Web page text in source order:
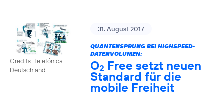
Credits: Telefónica
Deutschland
31. August 2017
QUANTENSPRUNG BEI HIGHSPEED-
DATENVOLUMEN:
O2 Free setzt neuen
Standard für die
mobile Freiheit